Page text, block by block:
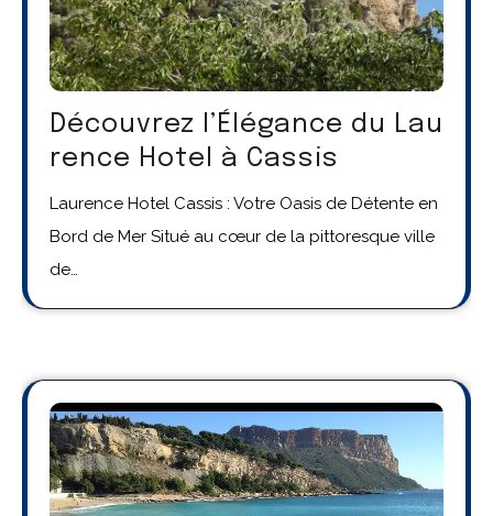
Découvrez l’Élégance du Lau
rence Hotel à Cassis
Laurence Hotel Cassis : Votre Oasis de Détente en
Bord de Mer Situé au cœur de la pittoresque ville
de…